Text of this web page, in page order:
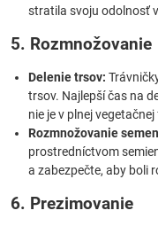
stratila svoju odolnosť
5. Rozmnožovanie
Delenie trsov:
trsov. Najlepší čas na
nie je v plnej vegetačnej
Rozmnožovanie
prostredníctvom
a zabezpečte, aby boli
6. Prezimovanie